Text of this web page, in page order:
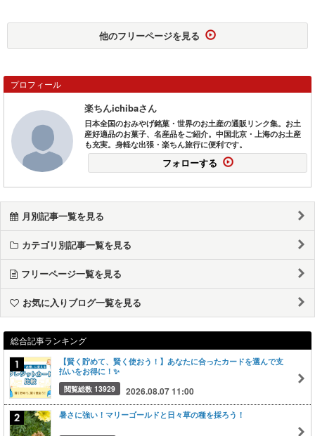
他のフリーページを見る
プロフィール
楽ちんichibaさん
日本全国のおみやげ銘菓・世界のお土産の通販リンク集。お土
産好適品のお菓子、名産品をご紹介。中国北京・上海のお土産
も充実。身軽な出張・楽ちん旅行に便利です。
フォローする
月別記事一覧を見る
カテゴリ別記事一覧を見る
フリーページ一覧を見る
お気に入りブログ一覧を見る
総合記事ランキング
【賢く貯めて、賢く使おう！】あなたに合ったカードを選んで支
払いをお得に！✨
閲覧総数 13929
2026.08.07 11:00
暑さに強い！マリーゴールドと日々草の種を採ろう！